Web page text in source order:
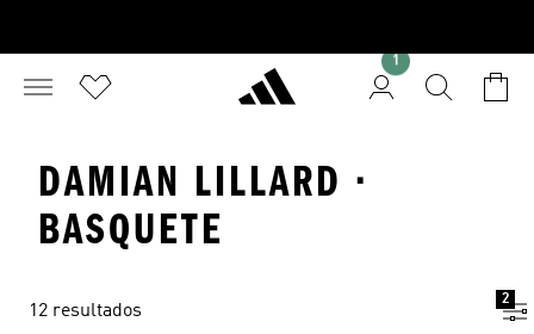
1
DAMIAN LILLARD ·
BASQUETE
12 resultados
2